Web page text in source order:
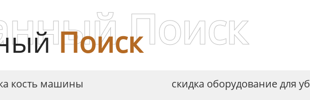
ПоискПоиск
кость машины скидка оборудование для